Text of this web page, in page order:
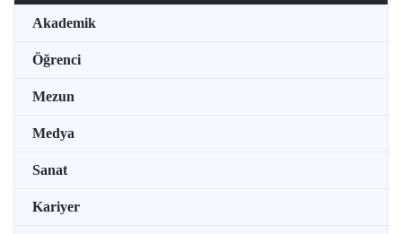
Akademik
Öğrenci
Mezun
Medya
Sanat
Kariyer